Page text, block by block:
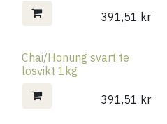
391,51 kr
Chai/Honung svart te
lösvikt 1kg
391,51 kr